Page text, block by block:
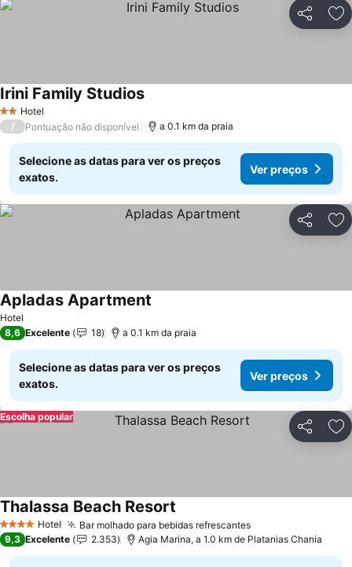
Partilhar
2 Estrelas
Hotel
Irini Family StudiosVer preços
/ Pontuação não disponível a 0.1 km da praia
Selecione as datas para ver os preços
exatos.
Ver preços
Partilhar
Hotel
Apladas Apartment
8,6 Excelente 18 a 0.1 km da praia
Selecione as datas para ver os preços
exatos.
Ver preços
Partilhar
Escolha popular
4 EstrelasHotel Bar molhado para bebidas refrescantesVer preços
Thalassa Beach Resort
9,3 Excelente 2.353 Agia Marina, a 1.0 km de Platanias Chania